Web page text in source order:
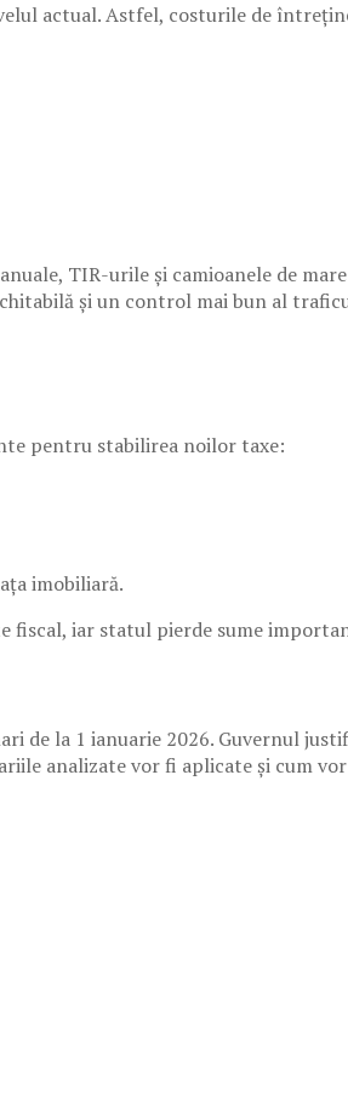
actual. Astfel, costurile de
TIR-urile și camioanele de
și un control mai bun al
pentru stabilirea noilor taxe:
imobiliară.
fiscal, iar statul pierde sume
la 1 ianuarie 2026. Guvernul
analizate vor fi aplicate și cum